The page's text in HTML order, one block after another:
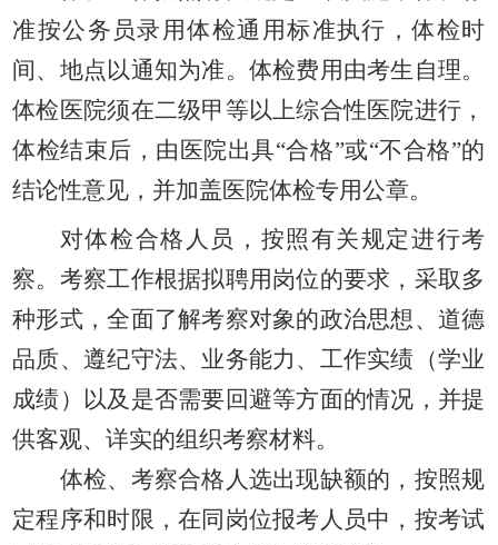
准按公务员录用体检通用标准执行，体检时
间、地点以通知为准。 体检费用由考生自理。
体检医院须在二级甲等以上综合性医院进行，
体检结束后，由医院出具“合格”或“不合格”的
结论性意见，并加盖医院体检专用公章。
对体检合格人员，按照有关规定进行考
察。考察工作根据拟聘用岗位的要求，采取多
种形式，全面了解考察对象的政治思想、道德
品质、遵纪守法、业务能力、工作实绩（学业
成绩）以及是否需要回避等方面的情况，并提
供客观、详实的组织考察材料。
体检、考察合格人选出现缺额的，按照规
定程序和时限，在同岗位报考人员中，按考试